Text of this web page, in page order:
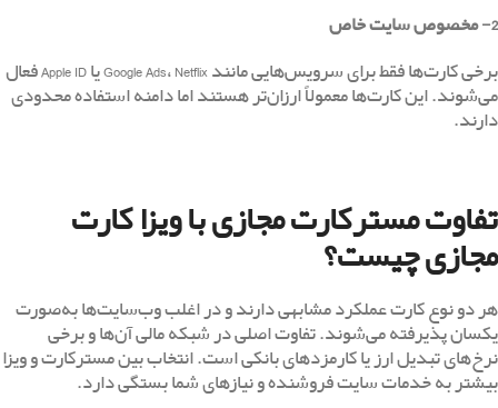
2- مخصوص سایت خاص
برخی کارت‌ها فقط برای سرویس‌هایی مانند Google Ads، Netflix یا Apple ID فعال
می‌شوند. این کارت‌ها معمولاً ارزان‌تر هستند اما دامنه استفاده محدودی
دارند.
تفاوت مسترکارت مجازی با ویزا کارت
مجازی چیست؟
هر دو نوع کارت عملکرد مشابهی دارند و در اغلب وب‌سایت‌ها به‌صورت
یکسان پذیرفته می‌شوند. تفاوت اصلی در شبکه مالی آن‌ها و برخی
نرخ‌های تبدیل ارز یا کارمزدهای بانکی است. انتخاب بین مسترکارت و ویزا
بیشتر به خدمات سایت فروشنده و نیازهای شما بستگی دارد.